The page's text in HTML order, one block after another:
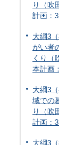
り（吹
計画：
大綱3
がい者
くり（
本計画
大綱3
域での
り（吹
計画：
大綱3